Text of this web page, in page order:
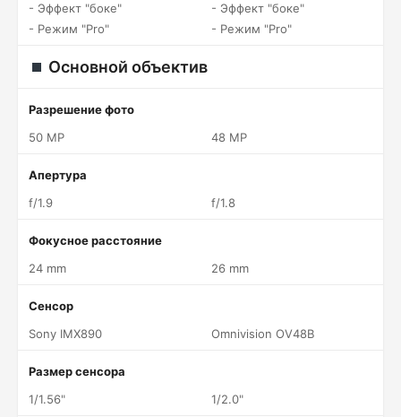
- Эффект "боке"
- Режим "Pro"
- Эффект "боке"
- Режим "Pro"
Основной объектив
Разрешение фото
50 MP
48 MP
Апертура
f/1.9
f/1.8
Фокусное расстояние
24 mm
26 mm
Сенсор
Sony IMX890
Omnivision OV48B
Размер сенсора
1/1.56"
1/2.0"